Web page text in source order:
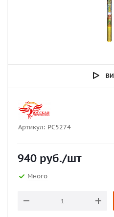
Артикул: РС5274
940 руб./шт
Много